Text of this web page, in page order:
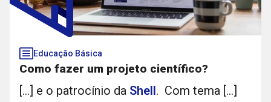
Educação Básica
Como fazer um projeto científico?
[...] e o patrocínio da Shell. Com tema [...]